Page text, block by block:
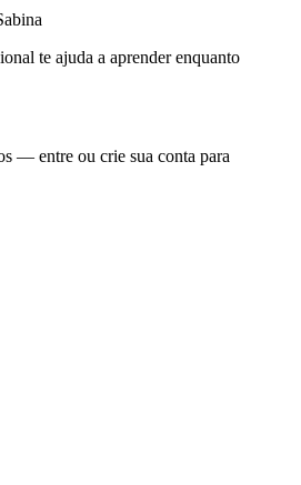
te ajuda a aprender enquanto
— entre ou crie sua conta para